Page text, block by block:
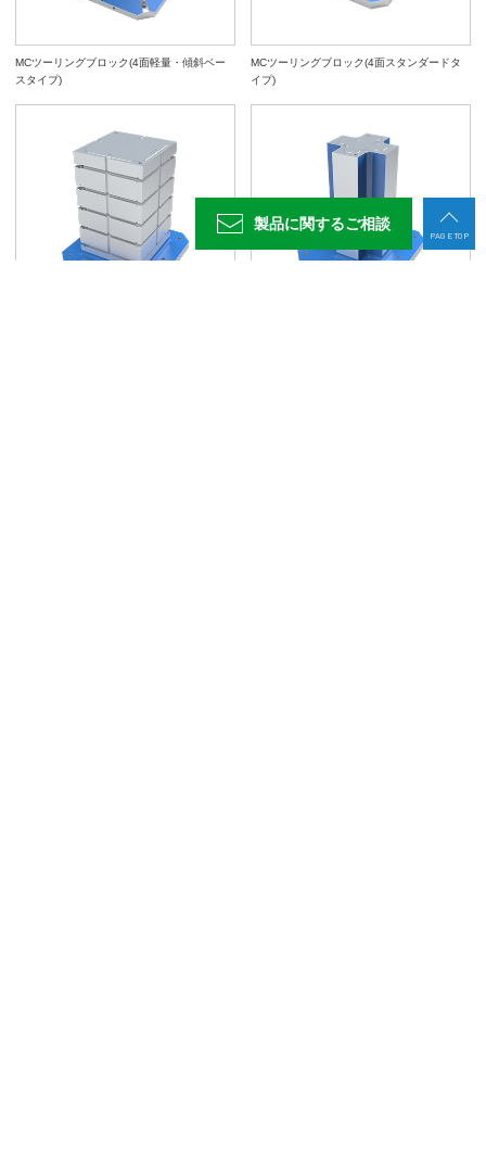
MCツーリングブロック(4面軽量・傾斜ベー
スタイプ)
MCツーリングブロック(4面スタンダードタ
イプ)
製品に関するご相談
PAGE TOP